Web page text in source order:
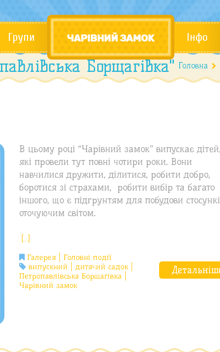
Групи Інфо
Борщагівка" Головна
В цьому році “Чарівний замок” випускає
які провели тут повні чотири роки. Вони
навчилися дружити, ділитися, робити добро,
боротися зі страхами, робити вибір та багато
іншого, що є підгрунтям для побудови
оточуючим світом.
[…]
Галерея
Головні події
випускний
дитячий садок
Петропавлівська Борщагівка
Чарівний замок